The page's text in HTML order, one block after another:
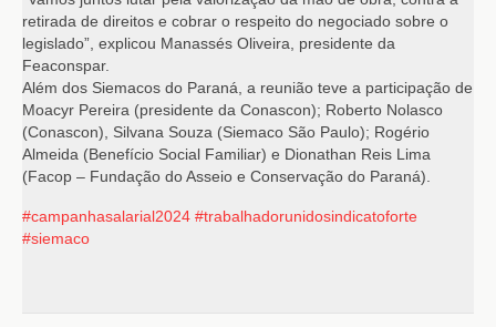
retirada de direitos e cobrar o respeito do negociado sobre o
legislado”, explicou Manassés Oliveira, presidente da
Feaconspar.
Além dos Siemacos do Paraná, a reunião teve a participação de
Moacyr Pereira (presidente da Conascon); Roberto Nolasco
(Conascon), Silvana Souza (Siemaco São Paulo); Rogério
Almeida (Benefício Social Familiar) e Dionathan Reis Lima
(Facop – Fundação do Asseio e Conservação do Paraná).
#campanhasalarial2024 #trabalhadorunidosindicatoforte
#siemaco